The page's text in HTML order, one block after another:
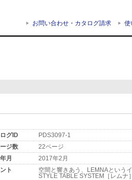
お問い合わせ・カタログ請求 使
グID
PDS3097-1
ジ数
22ページ
月
2017年2月
ト
空間と響きあう、LEMNAという
STYLE TABLE SYSTEM［レムナ］